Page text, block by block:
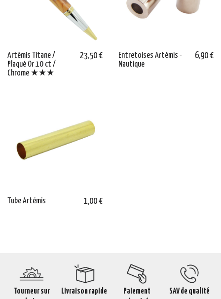
Artémis Titane /
Plaqué Or 10 ct /
Chrome ★★★
23,50 €
Entretoises Artémis -
Nautique
6,90 €
Tube Artémis 1,00 €
Tourneur sur
Livraison rapide
Paiement
SAV de qualité